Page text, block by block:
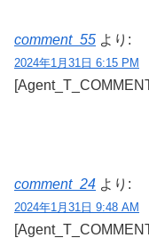
comment_55 より:
2024年1月31日 6:15 PM
comment_24 より:
2024年1月31日 9:48 AM